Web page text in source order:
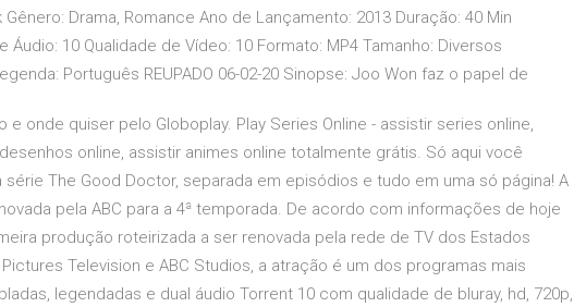
Drama, Romance Ano de Lançamento: 2013 Duração: 40 Min
Áudio: 10 Qualidade de Vídeo: 10 Formato: MP4 Tamanho: Diversos
Português REUPADO 06-02-20 Sinopse: Joo Won faz o papel de
e onde quiser pelo Globoplay. Play Series Online - assistir series online,
online, assistir animes online totalmente grátis. Só aqui você
The Good Doctor, separada em episódios e tudo em uma só página! A
pela ABC para a 4ª temporada. De acordo com informações de hoje
produção roteirizada a ser renovada pela rede de TV dos Estados
Television e ABC Studios, a atração é um dos programas mais
legendadas e dual áudio Torrent 10 com qualidade de bluray, hd, 720p,